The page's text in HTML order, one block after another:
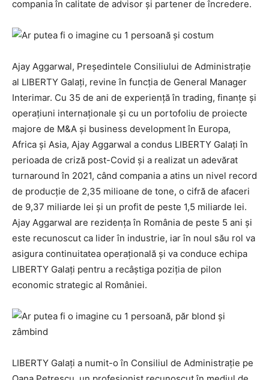
compania în calitate de advisor și partener de încredere.
Ajay Aggarwal, Președintele Consiliului de Administrație
al LIBERTY Galați, revine în funcția de General Manager
Interimar. Cu 35 de ani de experiență în trading, finanțe și
operațiuni internaționale și cu un portofoliu de proiecte
majore de M&A și business development în Europa,
Africa și Asia, Ajay Aggarwal a condus LIBERTY Galați în
perioada de criză post-Covid și a realizat un adevărat
turnaround în 2021, când compania a atins un nivel record
de producție de 2,35 milioane de tone, o cifră de afaceri
de 9,37 miliarde lei și un profit de peste 1,5 miliarde lei.
Ajay Aggarwal are rezidența în România de peste 5 ani și
este recunoscut ca lider în industrie, iar în noul său rol va
asigura continuitatea operațională și va conduce echipa
LIBERTY Galați pentru a recâștiga poziția de pilon
economic strategic al României.
LIBERTY Galați a numit-o în Consiliul de Administrație pe